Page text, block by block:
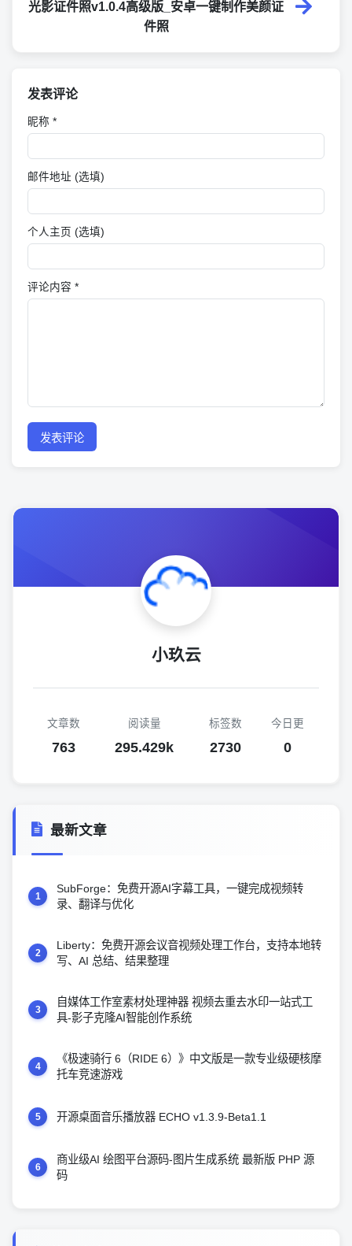
光影证件照v1.0.4高级版_安卓一键制作美颜证
件照
发表评论
昵称 *
邮件地址 (选填)
个人主页 (选填)
评论内容 *
发表评论
小玖云
文章数
763
阅读量
295.429k
标签数
2730
今日更
0
最新文章
1
SubForge：免费开源AI字幕工具，一键完成视频转
录、翻译与优化
2
Liberty：免费开源会议音视频处理工作台，支持本地转
写、AI 总结、结果整理
3
自媒体工作室素材处理神器 视频去重去水印一站式工
具-影子克隆AI智能创作系统
4
《极速骑行 6（RIDE 6）》中文版是一款专业级硬核摩
托车竞速游戏
5 开源桌面音乐播放器 ECHO v1.3.9-Beta1.1
6
商业级AI 绘图平台源码-图片生成系统 最新版 PHP 源
码